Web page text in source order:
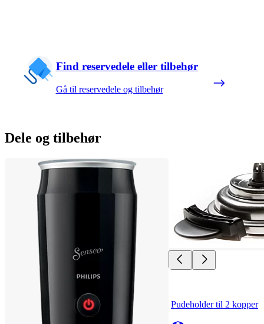
Find reservedele eller tilbehør
Gå til reservedele og tilbehør
Dele og tilbehør
Pudeholder til 2 kopper